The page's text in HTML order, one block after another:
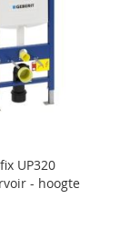
UP320
- hoogte